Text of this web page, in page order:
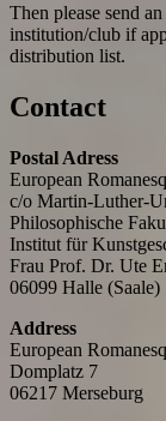
Then please send an
institution/club if
distribution list.
Contact
Postal Adress
European
c/o Martin-Luther-
Philosophische
Institut für
Frau Prof. Dr. Ute
06099 Halle (Saale)
Address
European
Domplatz 7
06217 Merseburg